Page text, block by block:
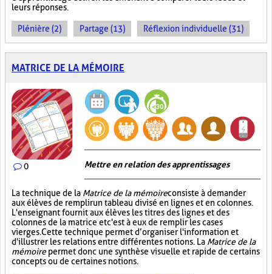
leurs réponses.
Plénière (2) Partage (13) Réflexion individuelle (31)
MATRICE DE LA MÉMOIRE
0 Mettre en relation des apprentissages
La technique de la Matrice de la mémoireconsiste à demander
aux élèves de remplir un tableau divisé en lignes et en colonnes.
L'enseignant fournit aux élèves les titres des lignes et des
colonnes de la matrice et c'est à eux de remplir les cases
vierges. Cette technique permet d’organiser l'information et
d'illustrer les relations entre différentes notions. La Matrice de la
mémoirepermet donc une synthèse visuelle et rapide de certains
concepts ou de certaines notions.